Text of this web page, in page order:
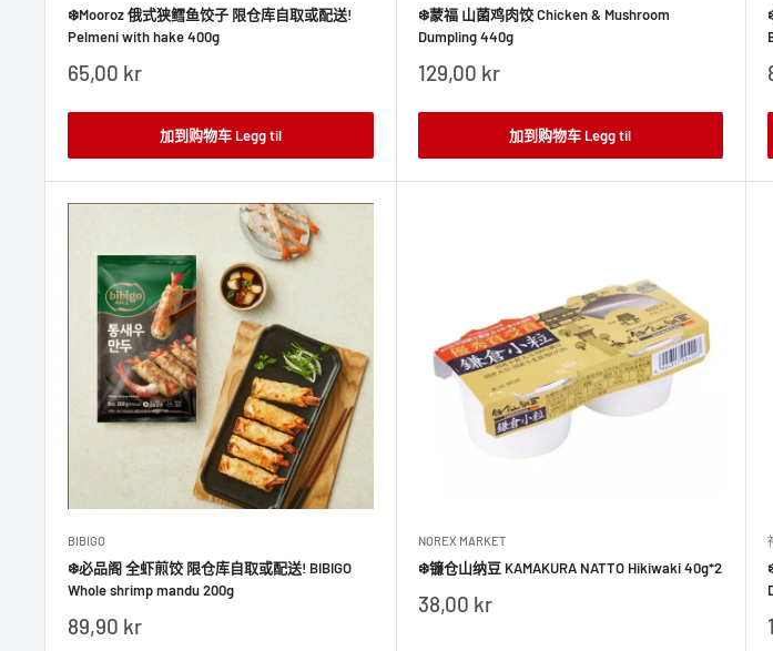
❄️Mooroz 俄式狭鳕鱼饺子 限仓库自取或配送!
Pelmeni with hake 400g
销
价
65,00 kr
加到购物车 Legg til
❄️蒙福 山菌鸡肉饺 Chicken & Mushroom
Dumpling 440g
销
价
129,00 kr
加到购物车 Legg til
BIBIGO
❄️必品阁 全虾煎饺 限仓库自取或配送! BIBIGO
Whole shrimp mandu 200g
销
89,90 kr
NOREX MARKET
❄️镰仓山纳豆 KAMAKURA NATTO Hikiwaki 40g*2
销
38,00 kr